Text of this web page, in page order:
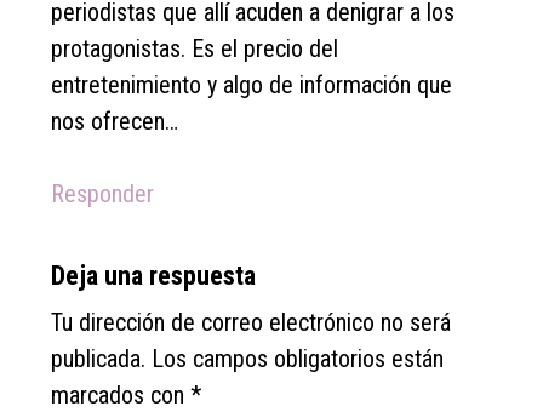
periodistas que allí acuden a denigrar a los
protagonistas. Es el precio del
entretenimiento y algo de información que
nos ofrecen…
Responder
Deja una respuesta
Tu dirección de correo electrónico no será
publicada. Los campos obligatorios están
marcados con*